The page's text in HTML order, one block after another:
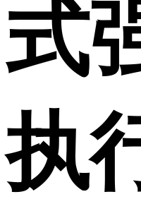
式
执